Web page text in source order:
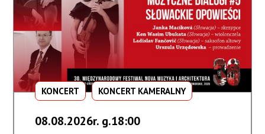
KONCERT KONCERT KAMERALNY
08.08.2026r. g.18:00